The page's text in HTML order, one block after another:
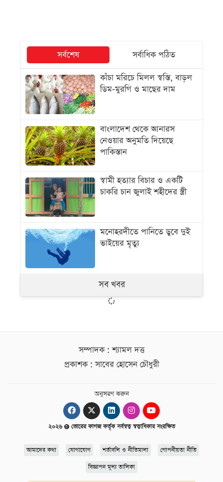
সর্বশেষ
সর্বাধিক পঠিত
কাঁচা মরিচে মিলল স্বস্তি, বাড়ল
ডিম-মুরগি ও মাছের দাম
বাংলাদেশ থেকে আনারস
নেওয়ার অনুমতি দিয়েছে
পাকিস্তান
স্বামী হত্যার বিচার ও একটি
চাকরি চান জুলাই শহীদের স্ত্রী
মনোহরদীতে পানিতে ডুবে দুই
ভাইয়ের মৃত্যু
সব খবর
সম্পাদক : শ্যামল দত্ত
প্রকাশক : সাবের হোসেন চৌধুরী
অনুসরণ করুন
২০২৬ ভোরের কাগজ কর্তৃক সর্বস্বত্ব স্বত্বাধিকার সংরক্ষিত
আমাদের কথা যোগাযোগ শর্তাবলি ও নীতিমালা গোপনীয়তা নীতি
বিজ্ঞাপন মূল্য তালিকা